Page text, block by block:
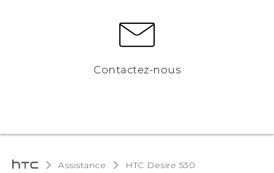
Contactez-nous
Assistance HTC Desire 530‎